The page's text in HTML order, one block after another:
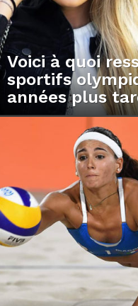
Voici à quoi
sportifs
années plus